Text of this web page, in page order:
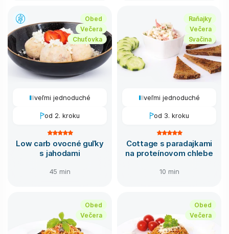
Obed
Večera
Chuťovka
veľmi jednoduché
od 2. kroku
Low carb ovocné guľky
s jahodami
45 min
Raňajky
Večera
Svačina
veľmi jednoduché
od 3. kroku
Cottage s paradajkami
na proteínovom chlebe
10 min
Obed
Večera
Obed
Večera